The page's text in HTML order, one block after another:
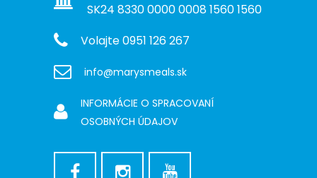
SK24 8330 0000 0008 1560 1560
Volajte 0951 126 267
info@marysmeals.sk
INFORMÁCIE O SPRACOVANÍ
OSOBNÝCH ÚDAJOV